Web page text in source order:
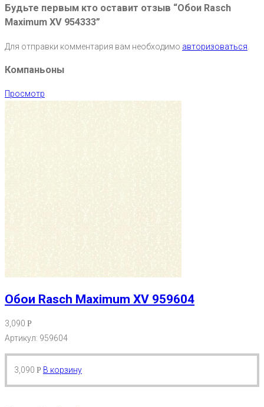
Будьте первым кто оставит отзыв “Обои Rasch
Maximum XV 954333”
Для отправки комментария вам необходимо авторизоваться
Компаньоны
Просмотр
Обои Rasch Maximum XV 959604
3,090 Р
Артикул: 959604
3,090 Р В корзину